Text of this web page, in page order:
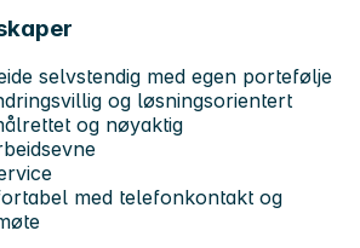
selvstendig med egen portefølje
og løsningsorientert
og nøyaktig
med telefonkontakt og